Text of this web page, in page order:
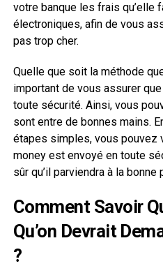
votre banque les frais qu’elle
électroniques, afin de vous
pas trop cher.
Quelle que soit la méthode
important de vous assurer
toute sécurité. Ainsi, vous
sont entre de bonnes mains.
étapes simples, vous pouvez
money est envoyé en toute
sûr qu’il parviendra à la bonne
Comment Savoir
Qu’on Devrait
?